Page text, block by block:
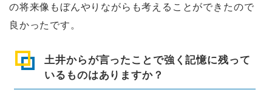
の将来像もぼんやりながらも考えることができたので
良かったです。
土井からが言ったことで強く記憶に残って
いるものはありますか？